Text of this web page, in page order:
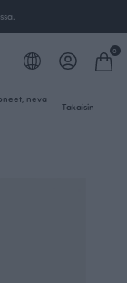
0
neva
Takaisin